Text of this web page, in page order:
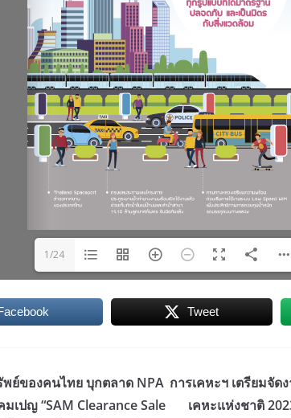
1/24
Tweet
ย์ของคนไทย บุกตลาด NPA
เปญ “SAM Clearance Sale
การเคหะฯ เตรียมจั
เคหะแห่งชาติ